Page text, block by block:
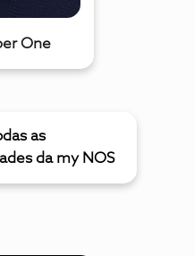
One
as
da my NOS